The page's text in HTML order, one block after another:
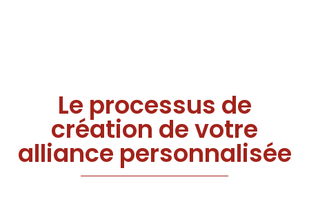
Le processus de
création de votre
alliance personnalisée